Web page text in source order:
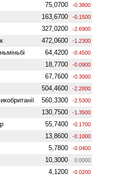
75,0700 -0.3800
163,6700 -0.1500
327,0200 -2.6900
472,0600 -1.2300
64,4200 -0.4500
18,7700 -0.0900
67,7600 -0.3000
504,4600 -2.2800
560,3300 -2.5300
130,7500 -1.3500
55,7400 -0.1700
13,8600 -0.1000
5,7800 -0.0400
10,3000 0.0000
4,1200 -0.0200